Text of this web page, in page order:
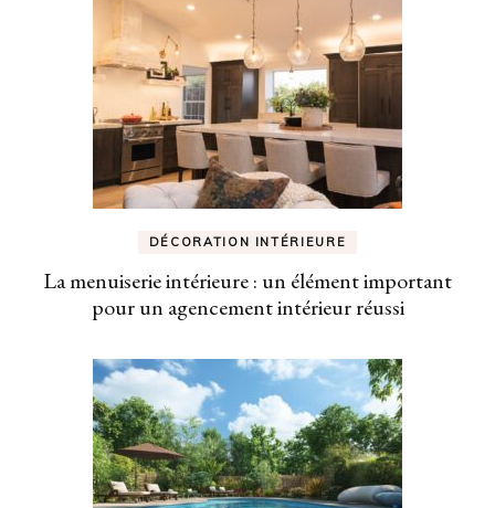
DÉCORATION INTÉRIEURE
La menuiserie intérieure : un élément important
pour un agencement intérieur réussi